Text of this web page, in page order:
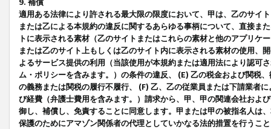
9. 補償
適用ある法律により許される最大限の限度において、甲は、乙のサイ
または乙による本規約の違反に関するあらゆる事柄について、直接ま
トに表示される素材（乙のサイトまたはこれらの素材と他のアプリ
または乙のサイト上もしくは乙のサイト内に表示される素材の使用、
よるサービス提供の利用（当該使用が本規約または適用法により認可
ム・ポリシーを含みます。）の条件の違反、 (E) 乙の税金および関税
の義務または関税の履行不履行、 (F) 乙、乙の従業員または下請業者
び経費（弁護士費用を含みます。）請求から、甲、甲の関連会社およ
御し、補償し、免責することに同意します。甲または甲の被指名人は
保護のためにアマゾン関係者の代理としていかなる法的措置を行うこ